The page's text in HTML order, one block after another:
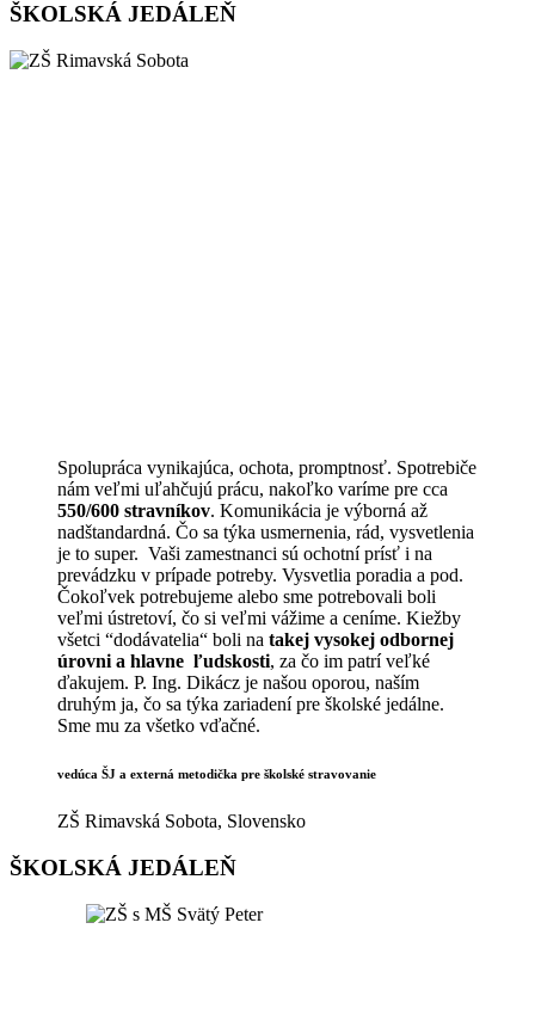
ŠKOLSKÁ JEDÁLEŇ
Spolupráca vynikajúca, ochota, promptnosť. Spotrebiče
nám veľmi uľahčujú prácu, nakoľko varíme pre cca
550/600 stravníkov. Komunikácia je výborná až
nadštandardná. Čo sa týka usmernenia, rád, vysvetlenia
je to super. Vaši zamestnanci sú ochotní prísť i na
prevádzku v prípade potreby. Vysvetlia poradia a pod.
Čokoľvek potrebujeme alebo sme potrebovali boli
veľmi ústretoví, čo si veľmi vážime a ceníme. Kiežby
všetci “dodávatelia“ boli na takej vysokej odbornej
úrovni a hlavne ľudskosti, za čo im patrí veľké
ďakujem. P. Ing. Dikácz je našou oporou, naším
druhým ja, čo sa týka zariadení pre školské jedálne.
Sme mu za všetko vďačné.
vedúca ŠJ a externá metodička pre školské stravovanie
ZŠ Rimavská Sobota, Slovensko
ŠKOLSKÁ JEDÁLEŇ